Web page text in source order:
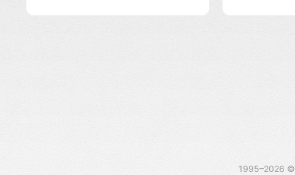
1995–2026 ©